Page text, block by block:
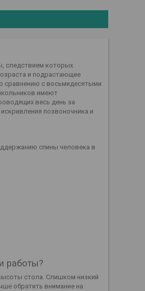
следствием которых
и подрастающее
сравнению с восьмидесятыми
имеют
весь день за
позвоночника и
спины человека в
работы?
стола. Слишком низкий
обратить внимание на